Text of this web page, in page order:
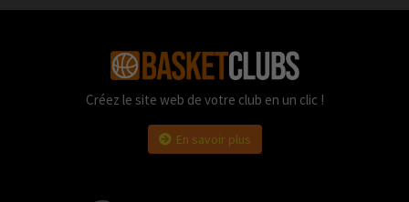
Créez le site web de votre club en un clic !
En savoir plus